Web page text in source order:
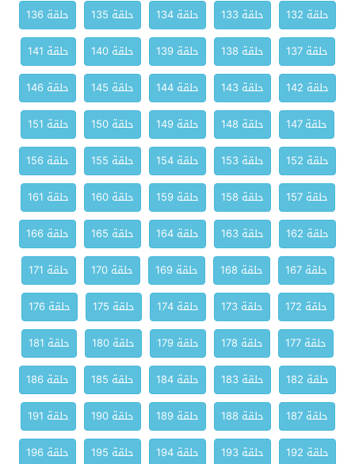
حلقة 132 حلقة 133 حلقة 134 حلقة 135
حلقة 136
حلقة 137
حلقة 138 حلقة 139 حلقة 140
حلقة 141
حلقة 142
حلقة 143 حلقة 144 حلقة 145
حلقة 146
حلقة 147
حلقة 148 حلقة 149 حلقة 150
حلقة 151
حلقة 152
حلقة 153 حلقة 154 حلقة 155
حلقة 156
حلقة 157
حلقة 158 حلقة 159 حلقة 160
حلقة 161
حلقة 162
حلقة 163 حلقة 164 حلقة 165
حلقة 166
حلقة 167
حلقة 168 حلقة 169 حلقة 170
حلقة 171
حلقة 172
حلقة 173 حلقة 174 حلقة 175
حلقة 176
حلقة 177
حلقة 178 حلقة 179 حلقة 180
حلقة 181
حلقة 182
حلقة 183 حلقة 184 حلقة 185
حلقة 186
حلقة 187
حلقة 188 حلقة 189 حلقة 190
حلقة 191
حلقة 192
حلقة 193 حلقة 194 حلقة 195
حلقة 196